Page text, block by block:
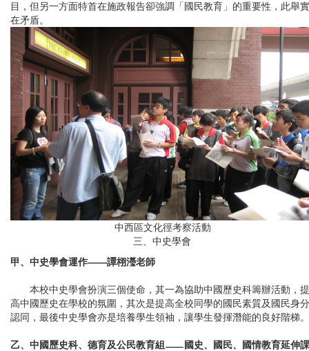
目，但另一方面特首在施政報告卻強調「國民教育」的重要性，此舉實
在矛盾。
中西區文化徑考察活動
三、中史學會
甲、中史學會運作——譚栩瀅老師
本校中史學會扮演三個使命，其一為協助中國歷史科籌辦活動，提
高中國歷史在學校的氛圍，其次是提高全校同學的國民素質及國民身分
認同，最後中史學會亦是培養學生領袖，讓學生發揮潛能的良好階梯。
乙、中國歷史科、德育及公民教育組
國史、國民、國情教育延伸課